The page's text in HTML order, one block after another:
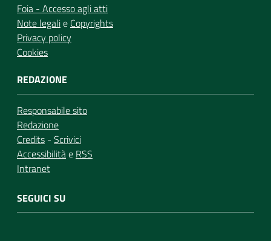
Foia - Accesso agli atti
Note legalie Copyrights
Privacy policy
Cookies
REDAZIONE
Responsabile sito
Redazione
Credits - Scrivici
Accessibilitàe RSS
Intranet
SEGUICI SU